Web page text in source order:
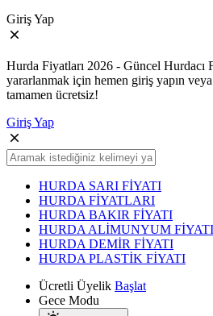
Giriş Yap
Hurda Fiyatları 2026 - Güncel Hurdacı
yararlanmak için hemen giriş yapın
tamamen ücretsiz!
Giriş Yap
HURDA SARI FİYATI
HURDA FİYATLARI
HURDA BAKIR FİYATI
HURDA ALİMUNYUM FİYATI
HURDA DEMİR FİYATI
HURDA PLASTİK FİYATI
Ücretli Üyelik Başlat
Gece Modu